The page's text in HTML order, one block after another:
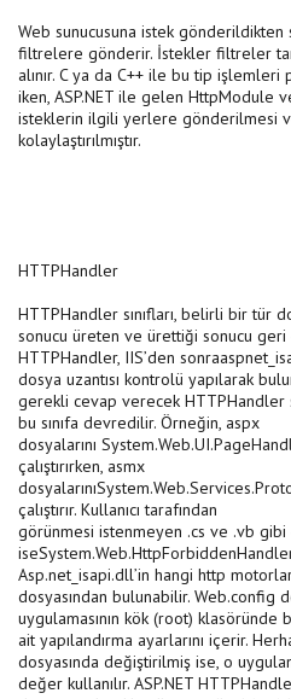
Web sunucusuna istek
filtrelere gönderir. İstekler filtreler
alınır. C ya da C++ ile bu tip
iken, ASP.NET ile gelen HttpModule
isteklerin ilgili yerlere gönderilmesi
kolaylaştırılmıştır.
HTTPHandler
HTTPHandler sınıfları, belirli bir tür
sonucu üreten ve ürettiği sonucu geri
HTTPHandler, IIS’den
dosya uzantısı kontrolü yapılarak
gerekli cevap verecek HTTPHandler
bu sınıfa devredilir. Örneğin, aspx
dosyalarını
çalıştırırken, asmx
çalıştırır. Kullanıcı tarafından
görünmesi istenmeyen .cs ve .vb
Asp.net_isapi.dll’in hangi http
dosyasından bulunabilir. Web.config
uygulamasının kök (root)
ait yapılandırma ayarlarını içerir.
dosyasında değiştirilmiş ise, o
değer kullanılır. ASP.NET